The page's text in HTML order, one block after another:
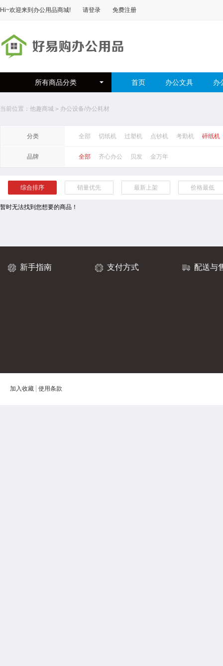
Hi~欢迎来到 办公用品商城! 请登录 免费注册
所有商品分类 首页 办公文具 办
当前位置： 他趣商城 > 办公设备/办公耗材
分类 全部 切纸机 过塑机 点钞机 考勤机 碎纸机
品牌 全部 齐心办公 贝发 金万年
综合排序 销量优先 最新上架 价格最低
暂时无法找到您想要的商品！
新手指南 支付方式 配送与
加入收藏 使用条款